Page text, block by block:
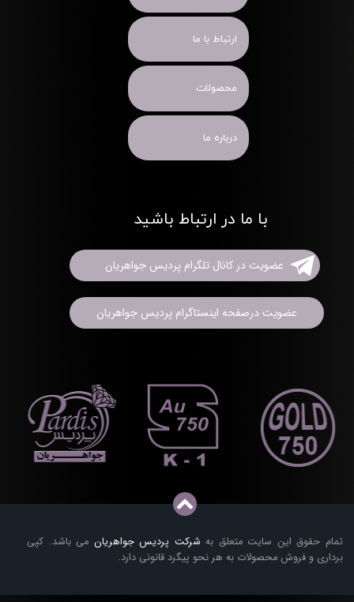
تمام حقوق این سایت متعلق به شرکت پردیس جواهریان می باشد. کپی
برداری و فروش محصولات به هر نحو پیگرد قانونی دارد.
ارتباط با ما
محصولات
درباره ما
با ما در ارتباط باشید
عضویت در کانال تلگرام پردیس جواهریان
عضویت درصفحه اینستاگرام پردیس جواهریان